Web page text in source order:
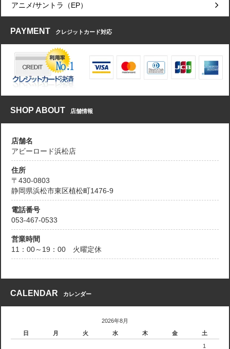
アニメ/サントラ（EP）
PAYMENT クレジットカード対応
SHOP ABOUT 店舗情報
店舗名
アビーロード浜松店
住所
〒430-0803
静岡県浜松市東区植松町1476-9
電話番号
053-467-0533
営業時間
11：00～19：00 火曜定休
CALENDAR カレンダー
2026年8月
日
月 火 水 木 金 土
1